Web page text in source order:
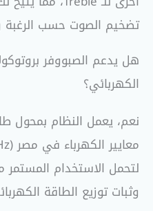
تضخيم الصوت حسب الرغبة
هل يدعم الصبووفر
الكهربائي؟
نعم، يعمل النظام بمحول
لتحمل الاستخدام
وثبات توزيع الطاقة